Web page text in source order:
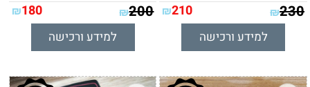
₪230
₪210
למידע ורכישה
₪200
₪180
למידע ורכישה